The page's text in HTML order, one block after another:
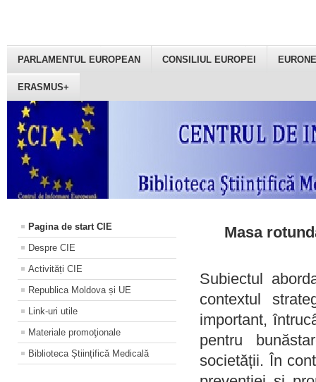
PARLAMENTUL EUROPEAN CONSILIUL EUROPEI
ERASMUS+
Pagina de start CIE
Despre CIE
Activități CIE
Republica Moldova și UE
Link-uri utile
Materiale promoţionale
Biblioteca Științifică Medicală
Masa
Subiectul
contextul
important,
pentru
societății. În